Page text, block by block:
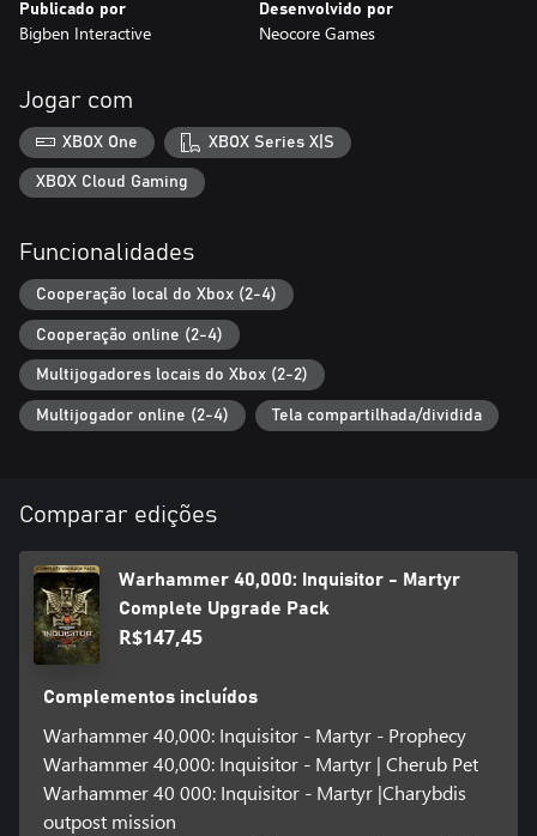
diferentes.
- Jogue no modo solo ou co-op, com 2 jogadores localmente, ou
- Explore um mundo persistente e aberto em uma grande
variedade de missões.
Publicado por
Bigben Interactive
Desenvolvido por
Neocore Games
Jogar com
XBOX One XBOX Series X|S
XBOX Cloud Gaming
Funcionalidades
Cooperação local do Xbox (2-4)
Cooperação online (2-4)
Multijogadores locais do Xbox (2-2)
Multijogador online (2-4) Tela compartilhada/dividida
Comparar edições
Warhammer 40,000: Inquisitor - Martyr
Complete Upgrade Pack
R$147,45
Complementos incluídos
Warhammer 40,000: Inquisitor - Martyr - Prophecy
Warhammer 40,000: Inquisitor - Martyr | Cherub Pet
Warhammer 40 000: Inquisitor - Martyr |Charybdis
outpost mission